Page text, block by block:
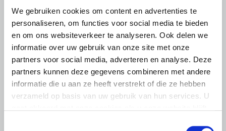
We gebruiken cookies om content en advertenties te
personaliseren, om functies voor social media te bieden
en om ons websiteverkeer te analyseren. Ook delen we
informatie over uw gebruik van onze site met onze
partners voor social media, adverteren en analyse. Deze
partners kunnen deze gegevens combineren met andere
informatie die u aan ze heeft verstrekt of die ze hebben
verzameld op basis van uw gebruik van hun services. U
LTO LOBBY
Kamerlid Goudzwaard (JA21)
bezoekt melkveehouderij in
Súdwest-Fryslân